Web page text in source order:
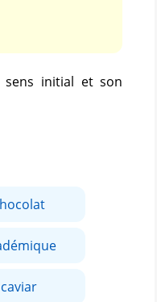
sens initial et son
caviar